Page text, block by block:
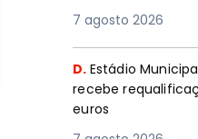
7 agosto 2026
D. Estádio
recebe
euros